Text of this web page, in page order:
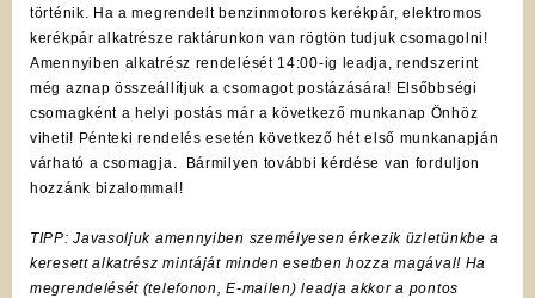
történik. Ha a megrendelt benzinmotoros kerékpár, elektromos
kerékpár alkatrésze raktárunkon van rögtön tudjuk csomagolni!
Amennyiben alkatrész rendelését 14:00-ig leadja, rendszerint
még aznap összeállítjuk a csomagot postázására! Elsőbbségi
csomagként a helyi postás már a következő munkanap Önhöz
viheti! Pénteki rendelés esetén következő hét első munkanapján
várható a csomagja. Bármilyen további kérdése van forduljon
hozzánk bizalommal!
TIPP: Javasoljuk amennyiben személyesen érkezik üzletünkbe a
keresett alkatrész mintáját minden esetben hozza magával! Ha
megrendelését (telefonon, E-mailen) leadja akkor a pontos